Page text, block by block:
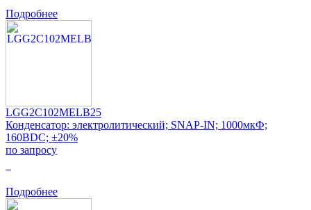
Подробнее
LGG2C102MELB25
Конденсатор: электролитический; SNAP-IN; 1000мкФ;
160ВDC; ±20%
по запросу
Подробнее